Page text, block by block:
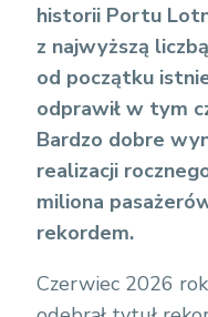
historii Portu
z najwyższą
od początku
odprawił w tym
Bardzo dobre
realizacji
miliona
rekordem.
Czerwiec 2026